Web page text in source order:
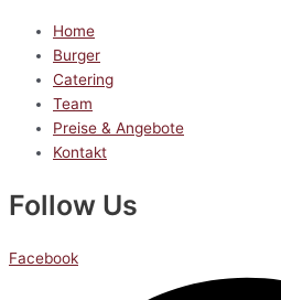
Home
Burger
Catering
Team
Preise & Angebote
Kontakt
Follow Us
Facebook